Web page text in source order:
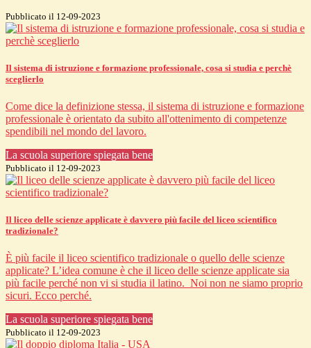
Pubblicato il 12-09-2023
Il sistema di istruzione e formazione professionale, cosa si studia e perchè
sceglierlo
Come dice la definizione stessa, il sistema di istruzione e formazione
professionale è orientato da subito all'ottenimento di competenze
spendibili nel mondo del lavoro.
La scuola superiore spiegata bene
Pubblicato il 12-09-2023
Il liceo delle scienze applicate è davvero più facile del liceo scientifico
tradizionale?
È più facile il liceo scientifico tradizionale o quello delle scienze
applicate? L’idea comune è che il liceo delle scienze applicate sia
più facile perché non vi si studia il latino. Noi non ne siamo proprio
sicuri. Ecco perché.
La scuola superiore spiegata bene
Pubblicato il 12-09-2023